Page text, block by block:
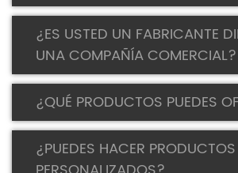
¿ES USTED UN FABRICANTE
UNA COMPAÑÍA COMERCIAL?
¿QUÉ PRODUCTOS PUEDES
¿PUEDES HACER PRODUCTOS